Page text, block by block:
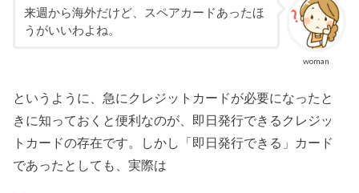
woman
来週から海外だけど、スペアカードあったほ
うがいいわよね。
というように、急にクレジットカードが必要になったと
きに知っておくと便利なのが、即日発行できるクレジッ
トカードの存在です。しかし「即日発行できる」カード
であったとしても、実際は